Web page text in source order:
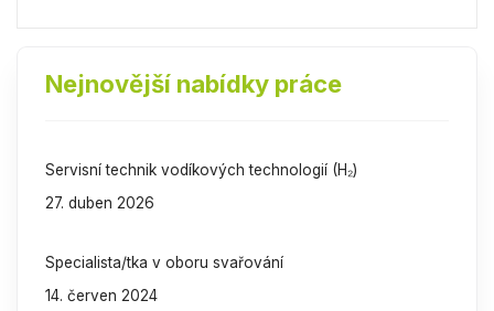
Nejnovější nabídky práce
Servisní technik vodíkových technologií (H₂)
27. duben 2026
Specialista/tka v oboru svařování
14. červen 2024